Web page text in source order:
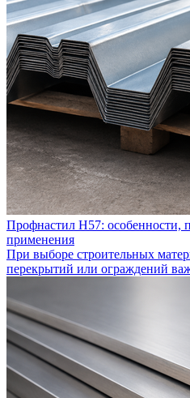
Профнастил Н57: особенности,
применения
При выборе строительных
перекрытий или ограждений